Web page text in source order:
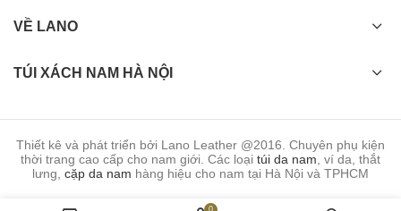
VỀ LANO
TÚI XÁCH NAM HÀ NỘI
Thiết kê và phát triển bởi Lano Leather @2016. Chuyên phụ kiện
thời trang cao cấp cho nam giới. Các loại túi da nam, ví da, thắt
lưng, cặp da nam hàng hiệu cho nam tại Hà Nội và TPHCM
0